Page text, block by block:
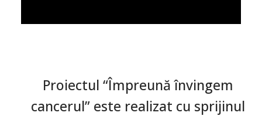
Proiectul “Împreună învingem
cancerul” este realizat cu sprijinul